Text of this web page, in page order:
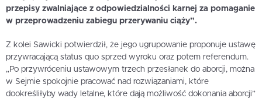
przepisy zwalniające z odpowiedzialności karnej za pomaganie
w przeprowadzeniu zabiegu przerywaniu ciąży”.
Z kolei Sawicki potwierdził, że jego ugrupowanie proponuje ustawę
przywracającą status quo sprzed wyroku oraz potem referendum.
„Po przywróceniu ustawowym trzech przesłanek do aborcji, można
w Sejmie spokojnie pracować nad rozwiązaniami, które
dookreśliłyby wady letalne, które dają możliwość dokonania aborcji”